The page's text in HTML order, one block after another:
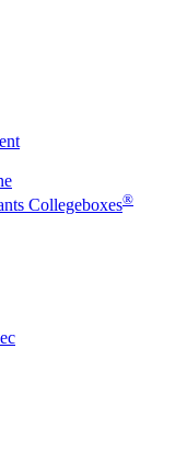
Collegeboxes®